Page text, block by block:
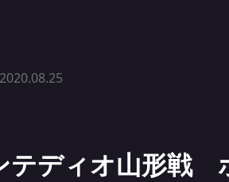
2020.08.25
テディオ山形戦